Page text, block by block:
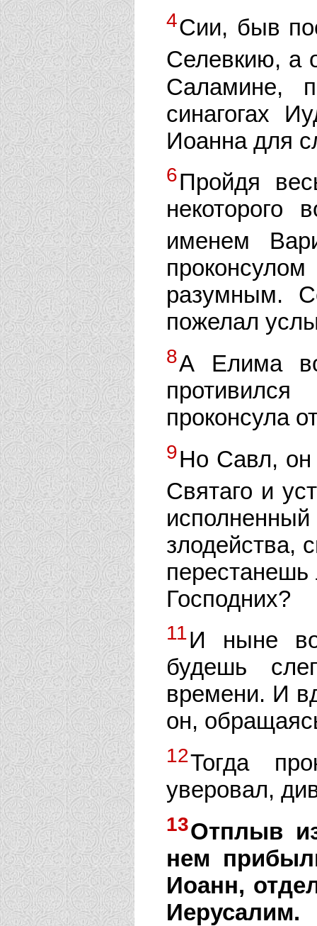
4Сии, быв
Селевкию, а
Саламине,
синагогах
Иоанна для
6Пройдя
некоторого
именем
разумным.
пожелал
8А Елима
проконсула
9Но Савл,
Святаго и
злодейства,
Господних?
11И ныне
будешь
времени. И
он,
12Тогда
уверовал,
13Отплыв
нем
Иоанн,
Иерусалим.